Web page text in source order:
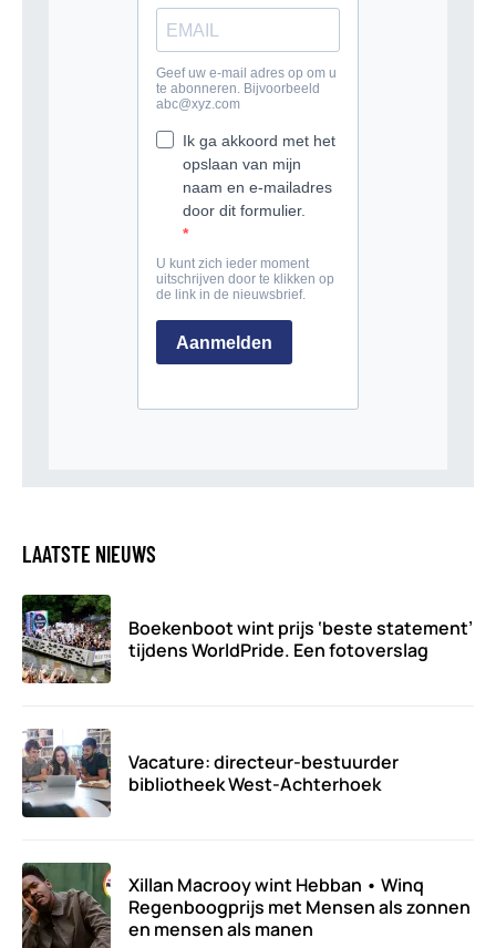
LAATSTE NIEUWS
Boekenboot wint prijs ‘beste statement’
tijdens WorldPride. Een fotoverslag
Vacature: directeur-bestuurder
bibliotheek West-Achterhoek
Xillan Macrooy wint Hebban • Winq
Regenboogprijs met Mensen als zonnen
en mensen als manen